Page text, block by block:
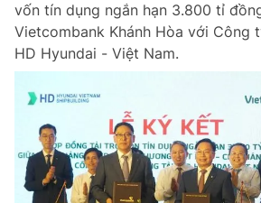
vốn tín dụng ngắn hạn 3.800 tỉ
Vietcombank Khánh Hòa với Công
HD Hyundai - Việt Nam.